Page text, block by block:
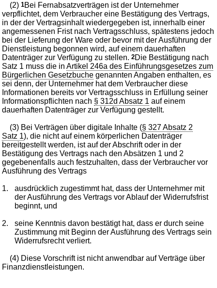
(2)1Bei Fernabsatzverträgen ist der Unternehmer
verpflichtet, dem Verbraucher eine Bestätigung des Vertrags,
in der der Vertragsinhalt wiedergegeben ist, innerhalb einer
angemessenen Frist nach Vertragsschluss, spätestens jedoch
bei der Lieferung der Ware oder bevor mit der Ausführung der
Dienstleistung begonnen wird, auf einem dauerhaften
Datenträger zur Verfügung zu stellen.2Die Bestätigung nach
Satz 1 muss die inArtikel 246a des Einführungsgesetzes zum
Bürgerlichen Gesetzbuche genannten Angaben enthalten, es
sei denn, der Unternehmer hat dem Verbraucher diese
Informationen bereits vor Vertragsschluss in Erfüllung seiner
Informationspflichten nach § 312d Absatz 1 auf einem
dauerhaften Datenträger zur Verfügung gestellt.
(3) Bei Verträgen über digitale Inhalte (§ 327 Absatz 2
Satz 1), die nicht auf einem körperlichen Datenträger
bereitgestellt werden, ist auf der Abschrift oder in der
Bestätigung des Vertrags nach den Absätzen 1 und 2
gegebenenfalls auch festzuhalten, dass der Verbraucher vor
Ausführung des Vertrags
1.
ausdrücklich zugestimmt hat, dass der Unternehmer mit
der Ausführung des Vertrags vor Ablauf der Widerrufsfrist
beginnt, und
2.
seine Kenntnis davon bestätigt hat, dass er durch seine
Zustimmung mit Beginn der Ausführung des Vertrags sein
Widerrufsrecht verliert.
(4) Diese Vorschrift ist nicht anwendbar auf Verträge über
Finanzdienstleistungen.